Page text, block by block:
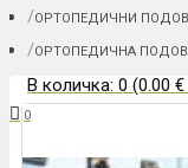
В количка: 0 (0.00 €
0
Количката ви
ОРТОПЕДИЧНИ
ОРТОПЕДИЧНА ПОДОВА